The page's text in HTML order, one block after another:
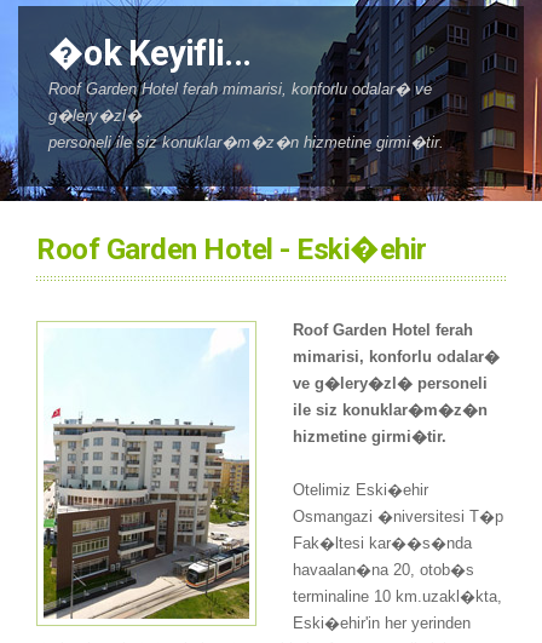
�ok Keyifli...
Roof Garden Hotel ferah mimarisi, konforlu odalar� ve
g�lery�zl�
personeli ile siz konuklar�m�z�n hizmetine girmi�tir.
Roof Garden Hotel - Eski�ehir
Roof Garden Hotel ferah
mimarisi, konforlu odalar�
ve g�lery�zl� personeli
ile siz konuklar�m�z�n
hizmetine girmi�tir.
Otelimiz Eski�ehir
Osmangazi �niversitesi T�p
Fak�ltesi kar��s�nda
havaalan�na 20, otob�s
terminaline 10 km.uzakl�kta,
Eski�ehir'in her yerinden